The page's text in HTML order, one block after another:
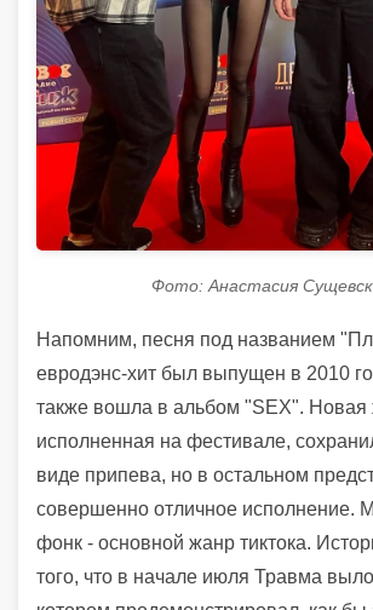
Фото: Анастасия
Напомним, песня под названием
евродэнс-хит был выпущен в 2010
также вошла в альбом "SEX". Новая
исполненная на фестивале,
виде припева, но в остальном
совершенно отличное исполнение.
фонк - основной жанр тиктока.
того, что в начале июля Травма